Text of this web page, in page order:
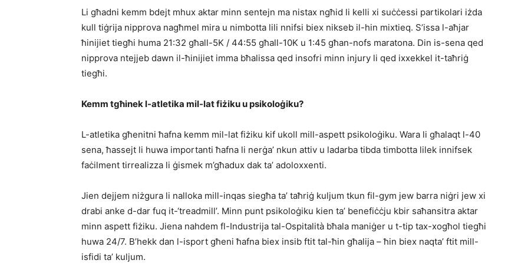
Li għadni kemm bdejt mhux aktar minn sentejn ma nistax ngħid li kelli xi suċċessi partikolari iżda
kull tiġrija nipprova nagħmel mira u nimbotta lili nnifsi biex nikseb il-hin mixtieq. S’issa l-aħjar
ħinijiet tiegħi huma 21:32 għall-5K / 44:55 għall-10K u 1:45 għan-nofs maratona. Din is-sena qed
nipprova ntejjeb dawn il-ħinijiet imma bħalissa qed insofri minn injury li qed ixxekkel it-taħriġ
tiegħi.
Kemm tgħinek l-atletika mil-lat fiżiku u psikoloġiku?
L-atletika għenitni ħafna kemm mil-lat fiżiku kif ukoll mill-aspett psikoloġiku. Wara li għalaqt l-40
sena, ħassejt li huwa importanti ħafna li nerġa’ nkun attiv u ladarba tibda timbotta lilek innifsek
faċilment tirrealizza li ġismek m’għadux dak ta’ adoloxxenti.
Jien dejjem niżgura li nalloka mill-inqas siegħa ta’ taħriġ kuljum tkun fil-gym jew barra niġri jew xi
drabi anke d-dar fuq it-‘treadmill’. Minn punt psikoloġiku kien ta’ benefiċċju kbir saħansitra aktar
minn aspett fiżiku. Jiena nahdem fl-Industrija tal-Ospitalità bħala maniġer u t-tip tax-xogħol tiegħi
huwa 24/7. B’hekk dan l-isport għeni ħafna biex insib ftit tal-ħin għalija – ħin biex naqta’ ftit mill-
isfidi ta’ kuljum.